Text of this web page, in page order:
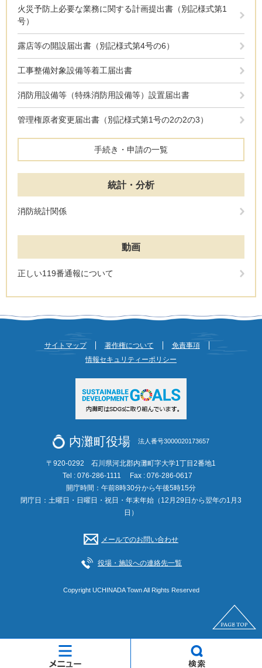
火災予防上必要な業務に関する計画提出書（別記様式第1
号）
露店等の開設届出書（別記様式第4号の6）
工事整備対象設備等着工届出書
消防用設備等（特殊消防用設備等）設置届出書
管理権原者変更届出書（別記様式第1号の2の2の3）
手続き・申請の一覧
統計・分析
消防統計関係
動画
正しい119番通報について
サイトマップ 著作権について
免責事項
情報セキュリティーポリシー
内灘町役場 法人番号3000020173657
〒920-0292 石川県河北郡内灘町字大学1丁目2番地1
Tel : 076-286-1111
Fax : 076-286-0617
開庁時間：午前8時30分から午後5時15分
閉庁日：土曜日・日曜日・祝日・年末年始（12月29日から翌年の1月3
日）
メールでのお問い合わせ
役場・施設への連絡先一覧
Copyright UCHINADA Town All Rights Reserved